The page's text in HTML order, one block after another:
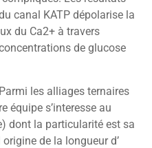
canal KATP dépolarise la
du Ca2+ à travers
de glucose
les alliages ternaires
équipe s’interesse au
dont la particularité est sa
de la longueur d’